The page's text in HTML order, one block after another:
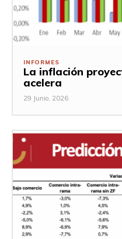
INFORMES
La inflación
acelera
29 Junio, 2026